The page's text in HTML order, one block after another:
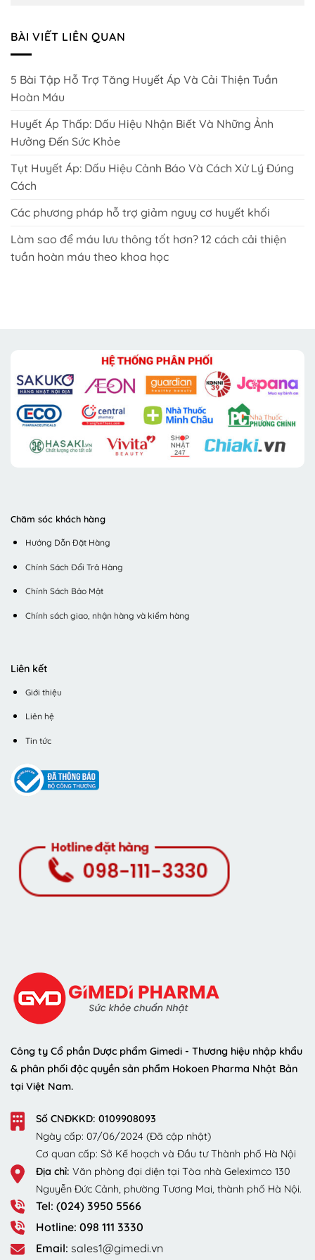
BÀI VIẾT LIÊN QUAN
5 Bài Tập Hỗ Trợ Tăng Huyết Áp Và Cải Thiện Tuần
Hoàn Máu
Huyết Áp Thấp: Dấu Hiệu Nhận Biết Và Những Ảnh
Hưởng Đến Sức Khỏe
Tụt Huyết Áp: Dấu Hiệu Cảnh Báo Và Cách Xử Lý Đúng
Cách
Các phương pháp hỗ trợ giảm nguy cơ huyết khối
Làm sao để máu lưu thông tốt hơn? 12 cách cải thiện
tuần hoàn máu theo khoa học
Chăm sóc khách hàng
Hướng Dẫn Đặt Hàng
Chính Sách Đổi Trả Hàng
Chính Sách Bảo Mật
Chính sách giao, nhận hàng và kiểm hàng
Liên kết
Giới thiệu
Liên hệ
Tin tức
Công ty Cổ phần Dược phẩm Gimedi - Thương hiệu nhập khẩu
& phân phối độc quyền sản phẩm Hokoen Pharma Nhật Bản
tại Việt Nam.
Số CNĐKKD: 0109908093
Ngày cấp: 07/06/2024 (Đã cập nhật)
Cơ quan cấp: Sở Kế hoạch và Đầu tư Thành phố Hà Nội
Địa chỉ: Văn phòng đại diện tại Tòa nhà Geleximco 130
Nguyễn Đức Cảnh, phường Tương Mai, thành phố Hà Nội.
Tel: (024) 3950 5566
Hotline: 098 111 3330
Email: sales1@gimedi.vn